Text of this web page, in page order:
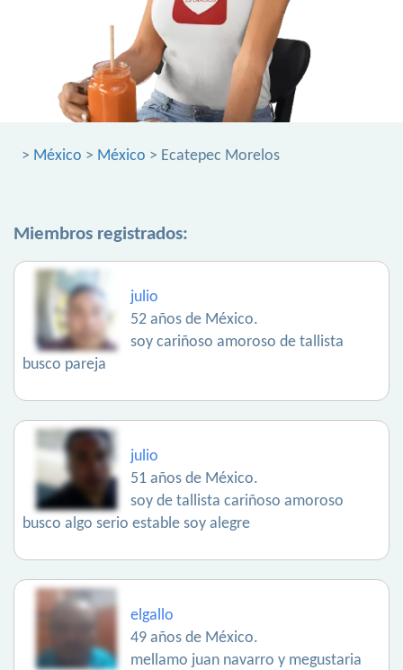
> México > México > Ecatepec Morelos
Miembros registrados:
julio
52 años de México.
soy cariñoso amoroso de tallista
busco pareja
julio
51 años de México.
soy de tallista cariñoso amoroso
busco algo serio estable soy alegre
elgallo
49 años de México.
mellamo juan navarro y megustaria